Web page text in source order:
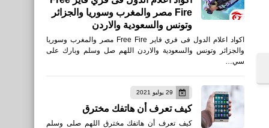
Fire مصر والمغرب وسوريا والجزائر
وتونس والسعودية والاردن
اكواد اعلام الدول فى فري فاير Free Fire مصر والمغرب وسوريا
والجزائر وتونس والسعودية والاردن اللهم صل وسلم وبارك على
سي…
29 يوليو 2021
كيف تعرف أن هاتفك مخترق
كيف تعرف أن هاتفك مخترق اللهم صلى وسلم
في كأس العالم للأندية
والقنوات الناقلة
العاب
تنزيل لعبة DRAGON BALL